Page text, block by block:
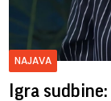
NAJAVA
Igra